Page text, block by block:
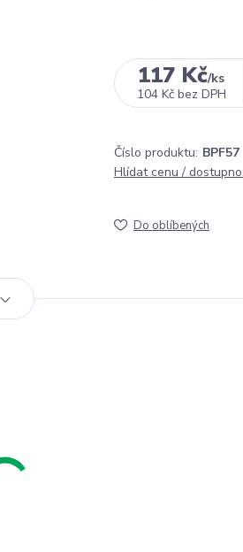
117 Kč/ks
104 Kč bez DPH
Číslo produktu: BPF57
Hlídat cenu /
Do oblíbených